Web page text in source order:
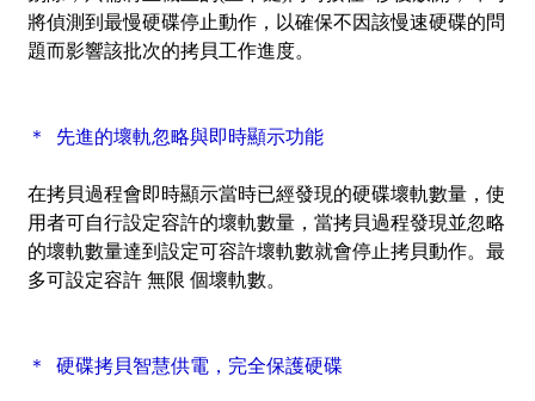
將偵測到最慢硬碟停止動作，以確保不因該慢速硬碟的問
題而影響該批次的拷貝工作進度。
＊ 先進的壞軌忽略與即時顯示功能
在拷貝過程會即時顯示當時已經發現的硬碟壞軌數量，使
用者可自行設定容許的壞軌數量，當拷貝過程發現並忽略
的壞軌數量達到設定可容許壞軌數就會停止拷貝動作。最
多可設定容許 無限 個壞軌數。
＊ 硬碟拷貝智慧供電，完全保護硬碟